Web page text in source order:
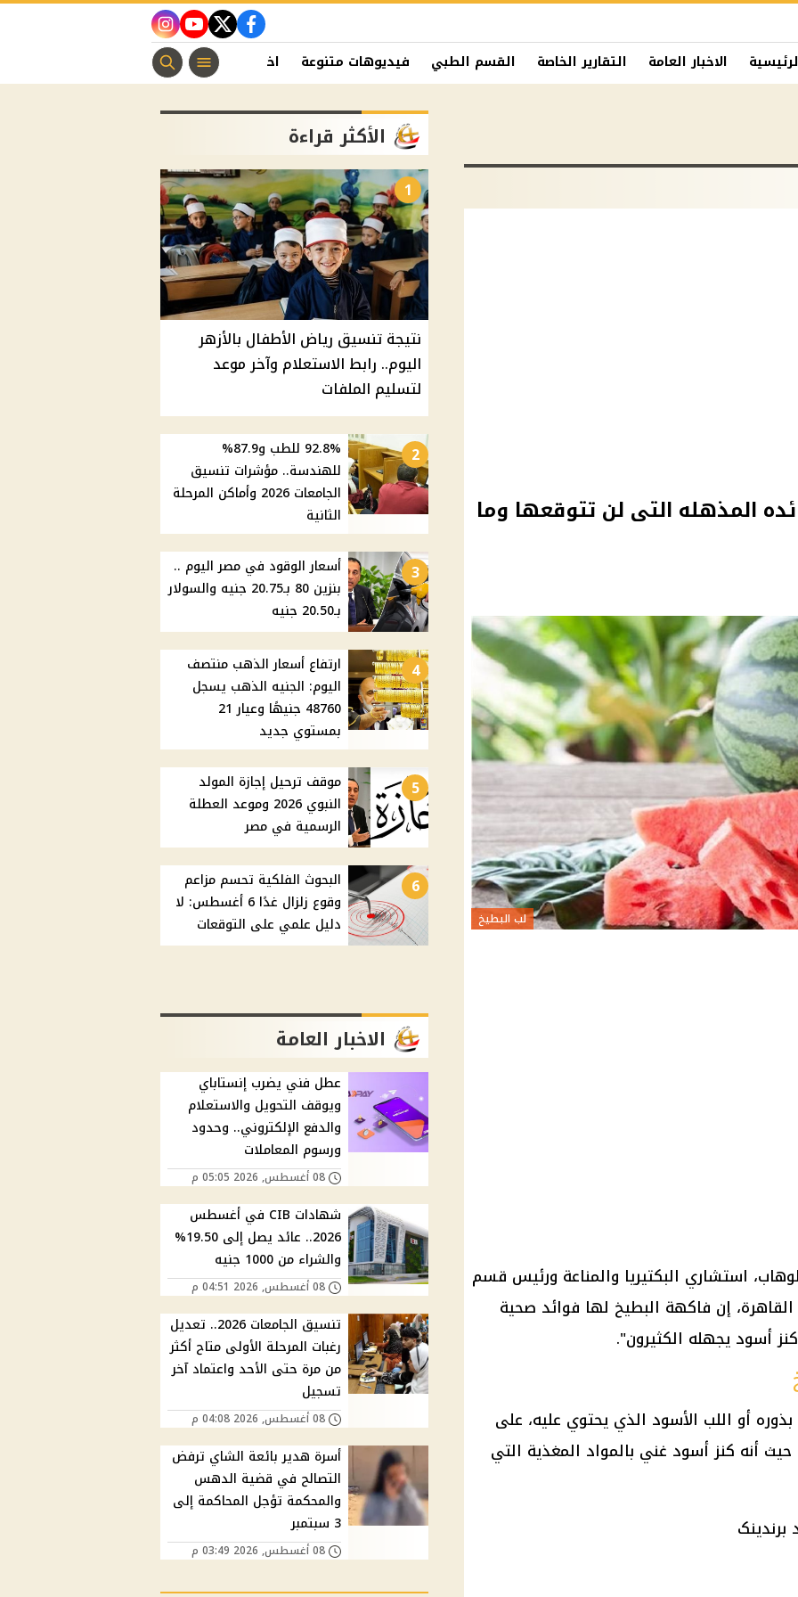
facebook
twitter
youtube
instagram
الاخبار العامة التقارير الخاصة القسم الطبي فيديوهات متنوعة اخبار الفن منوعات مسيحية
المذهله التى لن تتوقعها وما
لب البطيخ
استشاري البكتيريا والمناعة ورئيس قسم
إن فاكهة البطيخ لها فوائد صحية
أسود يجهله الكثيرون".
أو اللب الأسود الذي يحتوي عليه، على
أنه كنز أسود غني بالمواد المغذية التي
الأكثر قراءة
1
نتيجة تنسيق رياض الأطفال بالأزهر
اليوم.. رابط الاستعلام وآخر موعد
لتسليم الملفات
2
92.8% للطب و87.9%
للهندسة.. مؤشرات تنسيق
الجامعات 2026 وأماكن المرحلة
الثانية
3
أسعار الوقود في مصر اليوم ..
بنزين 80 بـ20.75 جنيه والسولار
بـ20.50 جنيه
4
ارتفاع أسعار الذهب منتصف
اليوم: الجنيه الذهب يسجل
48760 جنيهًا وعيار 21
بمستوي جديد
5
موقف ترحيل إجازة المولد
النبوي 2026 وموعد العطلة
الرسمية في مصر
6
البحوث الفلكية تحسم مزاعم
وقوع زلزال غدًا 6 أغسطس: لا
دليل علمي على التوقعات
الاخبار العامة
عطل فني يضرب إنستاباي
ويوقف التحويل والاستعلام
والدفع الإلكتروني.. وحدود
ورسوم المعاملات
08 أغسطس, 2026 05:05 م
شهادات CIB في أغسطس
2026.. عائد يصل إلى 19.50%
والشراء من 1000 جنيه
08 أغسطس, 2026 04:51 م
تنسيق الجامعات 2026.. تعديل
رغبات المرحلة الأولى متاح أكثر
من مرة حتى الأحد واعتماد آخر
تسجيل
08 أغسطس, 2026 04:08 م
أسرة هدير بائعة الشاي ترفض
التصالح في قضية الدهس
والمحكمة تؤجل المحاكمة إلى
3 سبتمبر
08 أغسطس, 2026 03:49 م